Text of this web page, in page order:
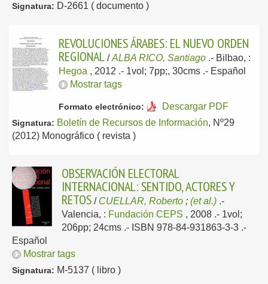
Signatura: D-2661 ( documento )
REVOLUCIONES ÁRABES: EL NUEVO ORDEN
REGIONAL /ALBA RICO, Santiago .- Bilbao, :
Hegoa , 2012 .- 1vol; 7pp;, 30cms .- Español
Mostrar tags
Formato electrónico: Descargar PDF
Signatura: Boletín de Recursos de Información, Nº29
(2012) Monográfico ( revista )
OBSERVACIÓN ELECTORAL
INTERNACIONAL: SENTIDO, ACTORES Y
RETOS / CUELLAR, Roberto ; (et al.) .-
Valencia, : Fundación CEPS , 2008 .- 1vol;
206pp; 24cms .- ISBN 978-84-931863-3-3 .-
Español
Mostrar tags
Signatura: M-5137 ( libro )